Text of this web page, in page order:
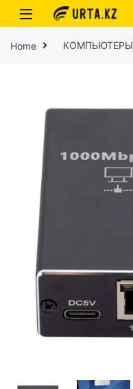
Home КОМПЬЮТЕРЫ